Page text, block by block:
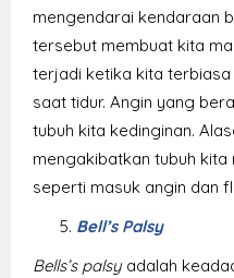
mengendarai kendaraan
tersebut membuat kita
terjadi ketika kita
saat tidur. Angin yang
tubuh kita kedinginan.
mengakibatkan tubuh kita
seperti masuk angin dan
Bell’s Palsy
Bells’s palsyadalah